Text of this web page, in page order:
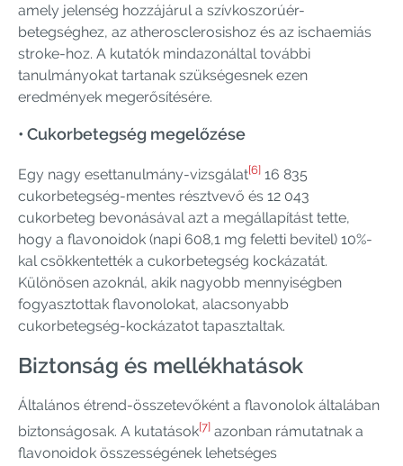
amely jelenség hozzájárul a szívkoszorúér-
betegséghez, az atherosclerosishoz és az ischaemiás
stroke-hoz. A kutatók mindazonáltal további
tanulmányokat tartanak szükségesnek ezen
eredmények megerősítésére.
• Cukorbetegség megelőzése
Egy nagy esettanulmány-vizsgálat[6] 16 835
cukorbetegség-mentes résztvevő és 12 043
cukorbeteg bevonásával azt a megállapítást tette,
hogy a flavonoidok (napi 608,1 mg feletti bevitel) 10%-
kal csökkentették a cukorbetegség kockázatát.
Különösen azoknál, akik nagyobb mennyiségben
fogyasztottak flavonolokat, alacsonyabb
cukorbetegség-kockázatot tapasztaltak.
Biztonság és mellékhatások
Általános étrend-összetevőként a flavonolok általában
biztonságosak. A kutatások[7] azonban rámutatnak a
flavonoidok összességének lehetséges